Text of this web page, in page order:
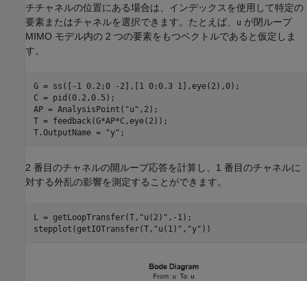
チチャネルの位置にある場合は、インデックスを使用して特定の
要素またはチャネルを選択できます。たとえば、
u が閉ループ
MIMO モデル内の 2 つの要素をもつベクトルであると仮定しま
す。
G = ss([-1 0.2;0 -2],[1 0;0.3 1],eye(2),0);
C = pid(0.2,0.5);
AP = AnalysisPoint( "u" ,2);
T = feedback(G*AP*C,eye(2));
T.OutputName =
"y" ;
2 番目のチャネルの開ループ応答を計算し、1 番目のチャネルに
対する外乱の影響を測定することができます。
L = getLoopTransfer(T, "u(2)" ,-1);
stepplot(getIOTransfer(T, "u(1)" , "y" ))